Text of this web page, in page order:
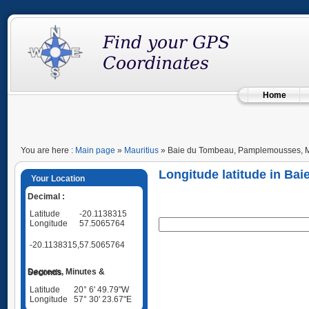
Home
You are here : Main page » Mauritius » Baie du Tombeau, Pamplemousses,
Your Location
Decimal :
Latitude
-20.1138315
Longitude
57.5065764
-20.1138315,57.5065764
Degrees, Minutes & Seconds
Latitude
20° 6' 49.79"W
Longitude
57° 30' 23.67"E
Longitude latitude in